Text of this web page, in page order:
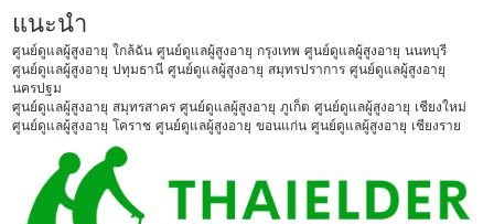
แนะนำ
ศูนย์ดูแลผู้สูงอายุ ใกล้ฉัน ศูนย์ดูแลผู้สูงอายุ กรุงเทพ ศูนย์ดูแลผู้สูงอายุ นนทบุรี
ศูนย์ดูแลผู้สูงอายุ ปทุมธานี ศูนย์ดูแลผู้สูงอายุ สมุทรปราการ ศูนย์ดูแลผู้สูงอายุ
นครปฐม
ศูนย์ดูแลผู้สูงอายุ สมุทรสาคร ศูนย์ดูแลผู้สูงอายุ ภูเก็ต ศูนย์ดูแลผู้สูงอายุ เชียงใหม่
ศูนย์ดูแลผู้สูงอายุ โคราช ศูนย์ดูแลผู้สูงอายุ ขอนแก่น ศูนย์ดูแลผู้สูงอายุ เชียงราย